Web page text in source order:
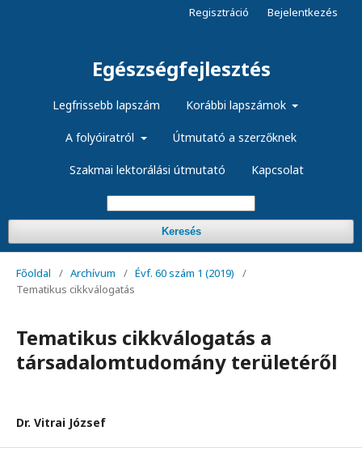
Egészségfejlesztés
Legfrissebb lapszám Korábbi lapszámok
A folyóiratról Útmutató a szerzőknek
Szakmai lektorálási útmutató Kapcsolat
Keresés
Regisztráció Bejelentkezés
Főoldal / Archívum / Évf. 60 szám 1 (2019)
/
Tematikus cikkválogatás
Tematikus cikkválogatás a
társadalomtudomány területéről
Dr. Vitrai József